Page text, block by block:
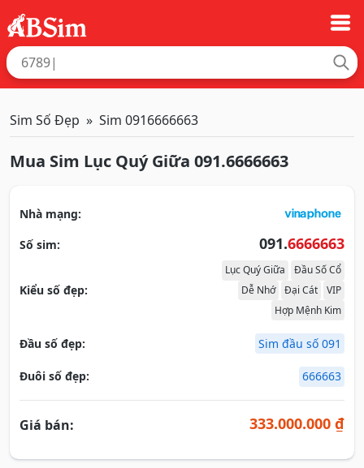
Sim Số Đẹp Sim 0916666663
Mua Sim Lục Quý Giữa 091.6666663
Nhà mạng:
Số sim:
091.6666663
Kiểu số đẹp:
Lục Quý Giữa
Đầu Số Cổ
Dễ Nhớ
Đại Cát
VIP
Hợp Mệnh Kim
Đầu số đẹp: Sim đầu số 091
Đuôi số đẹp: 666663
Giá bán: 333.000.000 ₫